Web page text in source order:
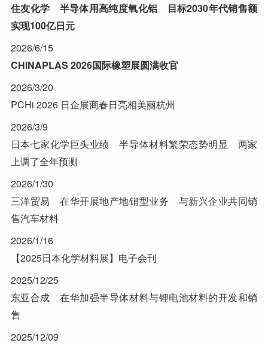
住友化学 半导体用高纯度氧化铝 目标2030年代销售额
实现100亿日元
2026/6/15
CHINAPLAS 2026国际橡塑展圆满收官
2026/3/20
PCHi 2026 日企展商春日亮相美丽杭州
2026/3/9
日本七家化学巨头业绩 半导体材料繁荣态势明显 两家
上调了全年预测
2026/1/30
三洋贸易 在华开展地产地销型业务 与新兴企业共同销
售汽车材料
2026/1/16
【2025日本化学材料展】电子会刊
2025/12/25
东亚合成 在华加强半导体材料与锂电池材料的开发和销
售
2025/12/09